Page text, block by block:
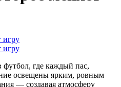
футбол, где каждый пас,
освещены ярким, ровным
— создавая атмосферу